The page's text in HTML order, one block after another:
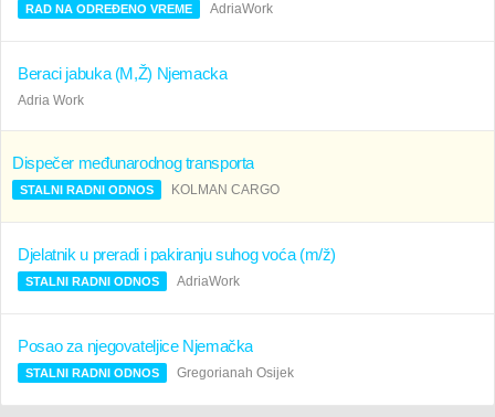
RAD NA ODREĐENO VREME AdriaWork
Beraci jabuka (M,Ž) Njemacka
Adria Work
Dispečer međunarodnog transporta
STALNI RADNI ODNOS KOLMAN CARGO
Djelatnik u preradi i pakiranju suhog voća (m/ž)
STALNI RADNI ODNOS AdriaWork
Posao za njegovateljice Njemačka
STALNI RADNI ODNOS Gregorianah Osijek